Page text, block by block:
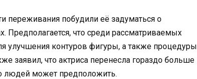
переживания побудили её задуматься о
Предполагается, что среди рассматриваемых
улучшения контуров фигуры, а также процедуры
заявил, что актриса перенесла гораздо больше
людей может предположить.